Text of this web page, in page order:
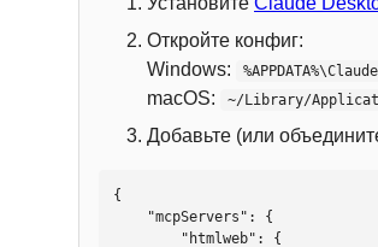
Откройте конфиг:
Windows:
macOS: ~/Library/
Добавьте (или
{